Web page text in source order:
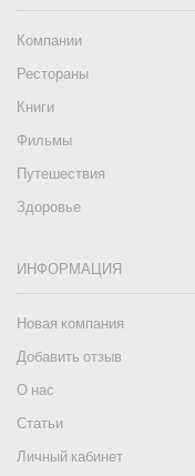
Компании
Рестораны
Книги
Фильмы
Путешествия
Здоровье
ИНФОРМАЦИЯ
Новая компания
Добавить отзыв
О нас
Статьи
Личный кабинет